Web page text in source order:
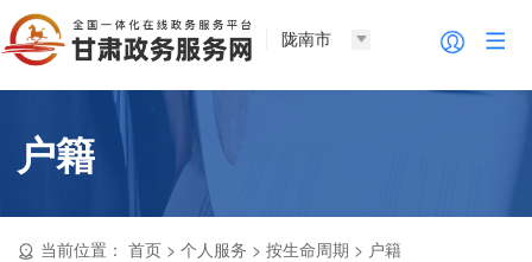
陇南市
户籍
当前位置： 首页 >个人服务 >按生命周期 > 户籍